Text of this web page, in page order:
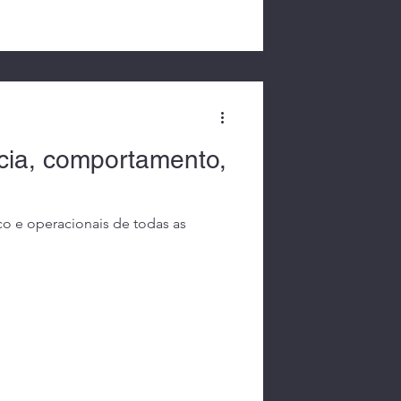
comportamento,
e operacionais de todas as